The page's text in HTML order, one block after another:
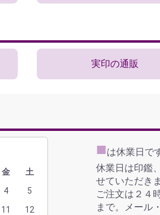
実印の通販
金
土
4
5
11
12
■は休業日で
休業日は印鑑
せていただき
ご注文は２４
まで。メール